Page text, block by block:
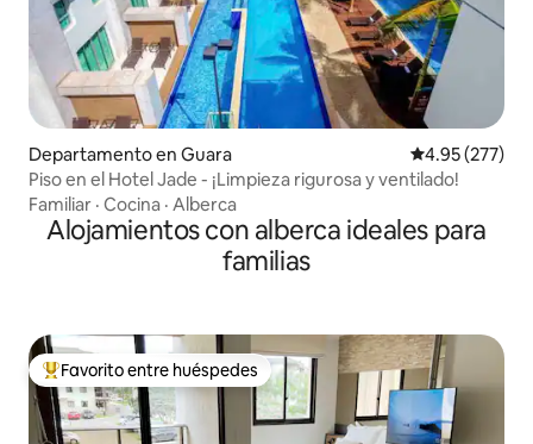
Departamento en Guara Calificación
4.95 (277)
Piso en el Hotel Jade - ¡Limpieza rigurosa y ventilado!
Familiar · Cocina · Alberca
Alojamientos con alberca ideales para
familias
De los mejores en Favorito entre huéspedes
Favorito entre huéspedes